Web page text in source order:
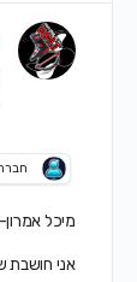
מיכל
אני חושבת